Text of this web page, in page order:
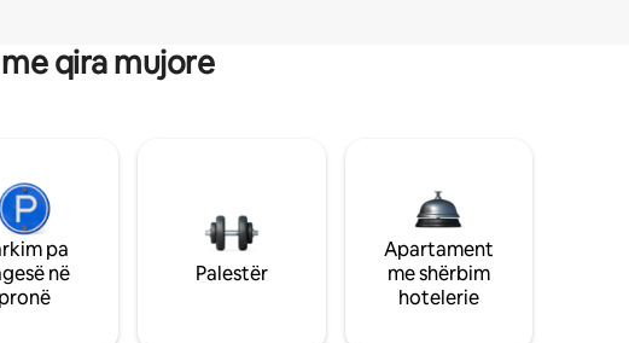
qira mujore
pa
në
pronë
Palestër
Apartament
me shërbim
hotelerie